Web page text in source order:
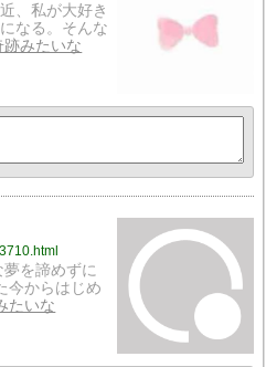
、私が大好き
なる。そんな
跡みたいな
を諦めずに
今からはじめ
たいな